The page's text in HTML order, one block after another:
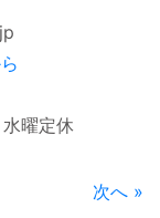
曜定休
次へ »